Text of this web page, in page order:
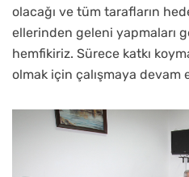
olacağı ve tüm tarafların
ellerinden geleni yapmaları
hemfikiriz. Sürece katkı
olmak için çalışmaya devam